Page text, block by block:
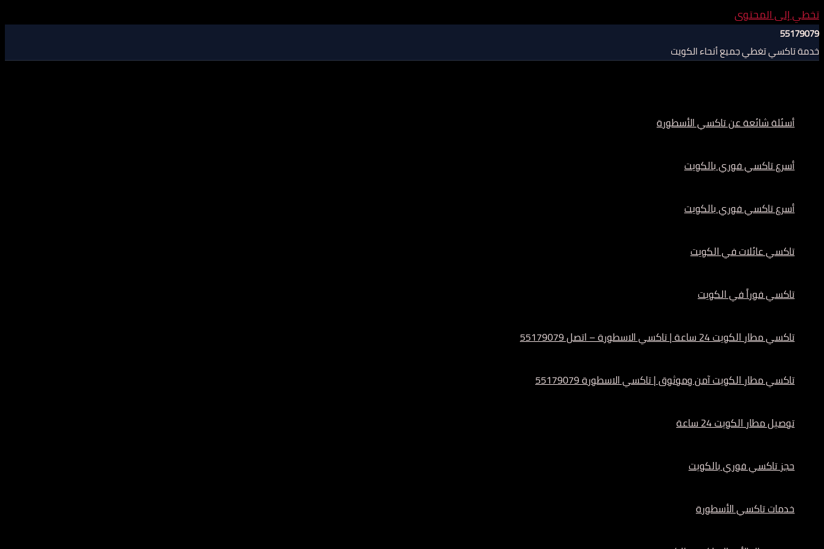
تخطي إلى المحتوى
55179079
خدمة تاكسي تغطي جميع أنحاء الكويت
أسئلة شائعة عن تاكسي الأسطورة
أسرع تاكسي فوري بالكويت
أسرع تاكسي فوري بالكويت
تاكسي عائلات في الكويت
تاكسي فوراً في الكويت
تاكسي مطار الكويت 24 ساعة | تاكسي الاسطورة – اتصل 55179079
تاكسي مطار الكويت آمن وموثوق | تاكسي الاسطورة 55179079
توصيل مطار الكويت 24 ساعة
حجز تاكسي فوري بالكويت
خدمات تاكسي الأسطورة